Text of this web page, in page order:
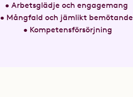
• Arbetsglädje och engagemang
• Mångfald och jämlikt bemötande
• Kompetensförsörjning